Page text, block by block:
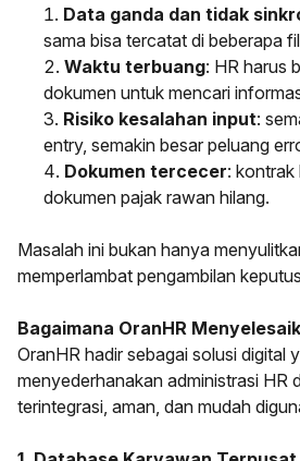
Data ganda dan tidak
sama bisa tercatat di beberapa
Waktu terbuang: HR harus
dokumen untuk mencari
Risiko kesalahan input:
entry, semakin besar peluang
Dokumen tercecer: kontrak
dokumen pajak rawan hilang.
Masalah ini bukan hanya
memperlambat pengambilan
Bagaimana OranHR
OranHR hadir sebagai solusi digital
menyederhanakan administrasi HR
terintegrasi, aman, dan mudah